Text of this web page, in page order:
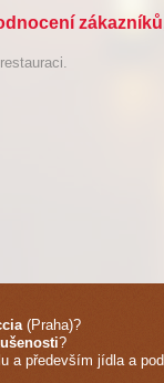
(Praha)?
?
a především jídla a